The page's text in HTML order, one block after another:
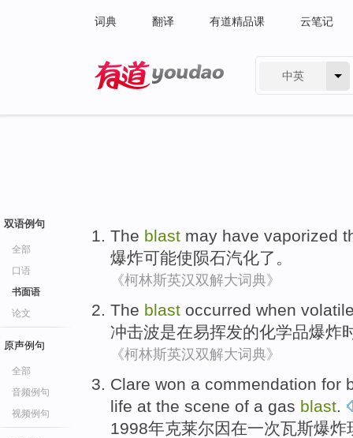
词典 翻译 有道精品课 云笔记
中英
双语例句
全部
口语
书面语
论文
原声例句
全部
音频例句
视频例句
The blast may have vaporized
爆炸可能使陨石汽化了。
《柯林斯英汉双解大词典》
The blast occurred when
冲击波是在易挥发的化学品爆炸
《柯林斯英汉双解大词典》
Clare won a commendation for
life at the scene of a gas blast
1998年克莱尔因在一次瓦斯爆炸